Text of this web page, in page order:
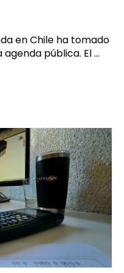
en Chile ha tomado
pública. El ...